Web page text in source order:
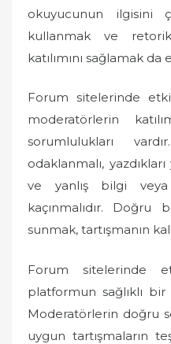
okuyucunun ilgisini
kullanmak ve
katılımını sağlamak
Forum sitelerinde
moderatörlerin
sorumlulukları
odaklanmalı,
ve yanlış bilgi veya
kaçınmalıdır. Doğru
sunmak, tartışmanın
Forum sitelerinde
platformun sağlıklı
Moderatörlerin doğru
uygun tartışmaların